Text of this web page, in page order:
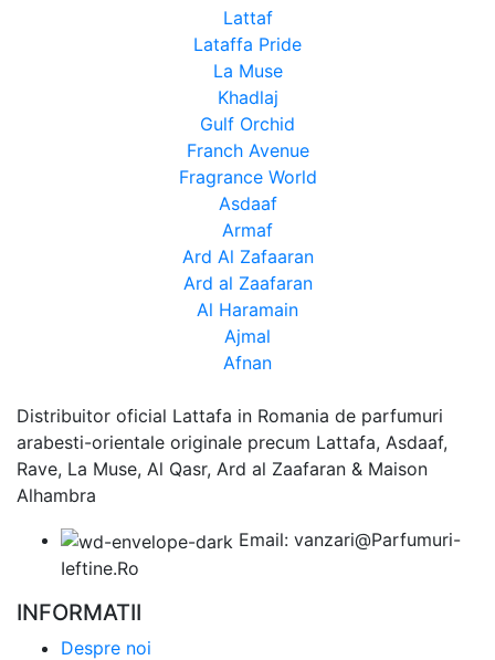
Lattaf
Lataffa Pride
La Muse
Khadlaj
Gulf Orchid
Franch Avenue
Fragrance World
Asdaaf
Armaf
Ard Al Zafaaran
Ard al Zaafaran
Al Haramain
Ajmal
Afnan
Distribuitor oficial Lattafa in Romania de parfumuri
arabesti-orientale originale precum Lattafa, Asdaaf,
Rave, La Muse, Al Qasr, Ard al Zaafaran & Maison
Alhambra
Email: vanzari@Parfumuri-
Ieftine.Ro
INFORMATII
Despre noi